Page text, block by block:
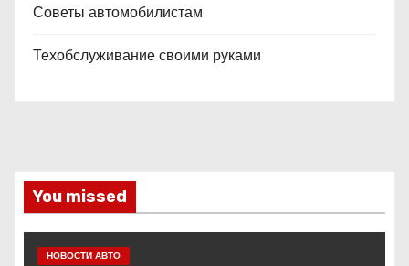
Советы автомобилистам
Техобслуживание своими руками
You missed
НОВОСТИ АВТО